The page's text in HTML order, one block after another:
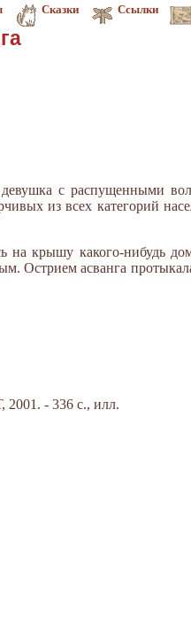
Сказки Ссылки
де­вушка с распущенными
из всех категорий
на крышу какого-нибудь
Острием асванга
2001. - 336 с., илл.